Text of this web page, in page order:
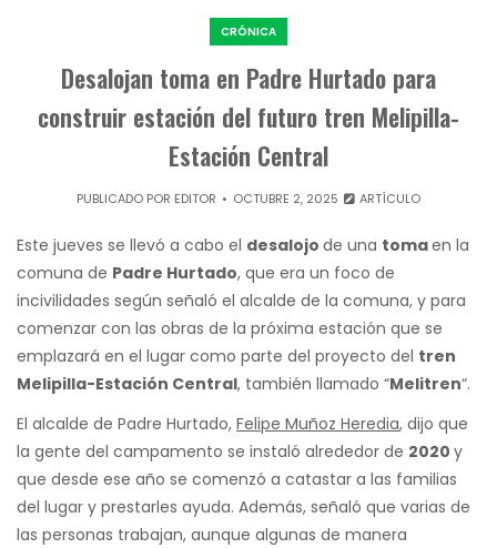
CRÓNICA
Desalojan toma en Padre Hurtado para
construir estación del futuro tren Melipilla-
Estación Central
PUBLICADO POR EDITOR OCTUBRE 2, 2025 ARTÍCULO
Este jueves se llevó a cabo el desalojo de una tomaen la
comuna de Padre Hurtado, que era un foco de
incivilidades según señaló el alcalde de la comuna, y para
comenzar con las obras de la próxima estación que se
emplazará en el lugar como parte del proyecto del tren
Melipilla-Estación Central, también llamado “Melitren“.
El alcalde de Padre Hurtado, Felipe Muñoz Heredia, dijo que
la gente del campamento se instaló alrededor de 2020 y
que desde ese año se comenzó a catastar a las familias
del lugar y prestarles ayuda. Además, señaló que varias de
las personas trabajan, aunque algunas de manera